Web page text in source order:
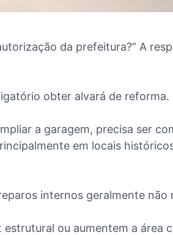
da prefeitura?” A
obter alvará de reforma.
a garagem, precisa ser
em locais
internos geralmente não
ou aumentem a área